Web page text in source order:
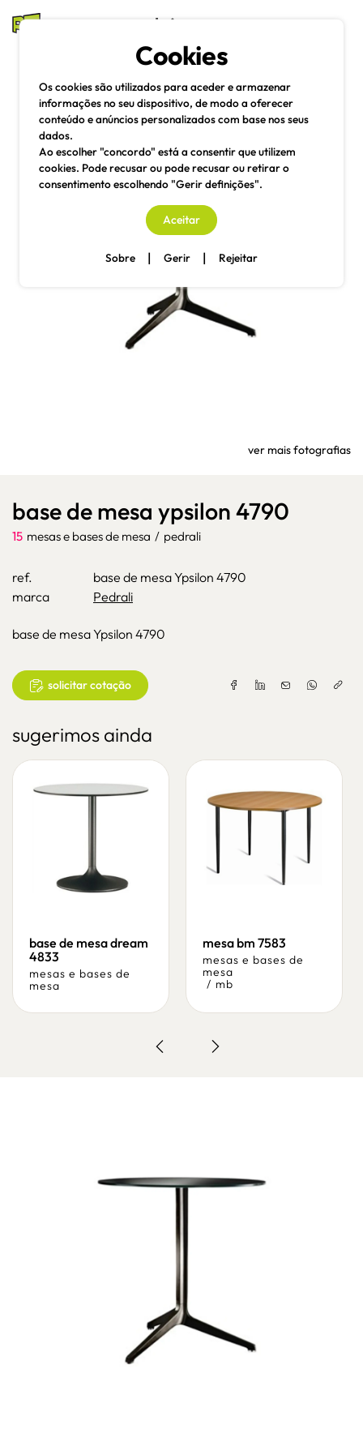
mesas e cadeiras
Pesquisa
ver mais fotografias
base de mesa ypsilon 4790
15 mesas e bases de mesa / pedrali
ref.
base de mesa Ypsilon 4790
marca
Pedrali
base de mesa Ypsilon 4790
solicitar cotação
sugerimos ainda
base de mesa dream
4833
mesas e bases de
mesa
mesa bm 7583
mesas e bases de
mesa
/ mb
Cookies
Os cookies são utilizados para aceder e armazenar
informações no seu dispositivo, de modo a oferecer
conteúdo e anúncios personalizados com base nos seus
dados.
Ao escolher "concordo" está a consentir que utilizem
cookies. Pode recusar ou pode recusar ou retirar o
consentimento escolhendo "Gerir definições".
Aceitar
Sobre | Gerir | Rejeitar